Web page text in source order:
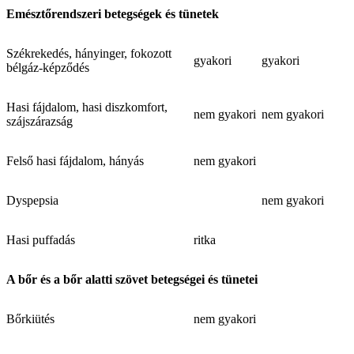
Emésztőrendszeri betegségek és tünetek
Székrekedés, hányinger, fokozott
bélgáz-képződés
gyakori gyakori
Hasi fájdalom, hasi diszkomfort,
szájszárazság
nem gyakori nem gyakori
Felső hasi fájdalom, hányás nem gyakori
Dyspepsia nem gyakori
Hasi puffadás ritka
A bőr és a bőr alatti szövet betegségei és tünetei
Bőrkiütés nem gyakori